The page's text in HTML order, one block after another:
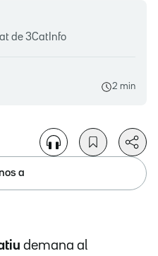
de 3CatInfo
2 min
a
demana al